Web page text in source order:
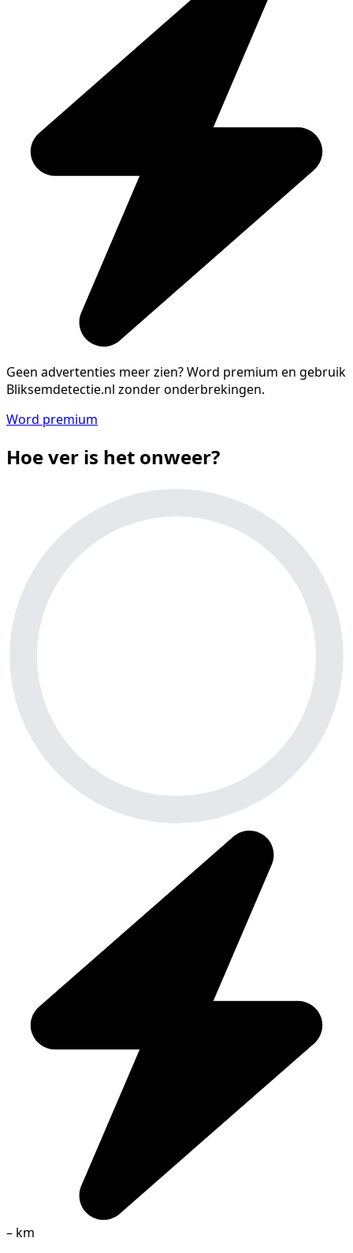
Geen advertenties meer zien?Word premium en gebruik
Bliksemdetectie.nl zonder onderbrekingen.
Word premium
Hoe ver is het onweer?
– km